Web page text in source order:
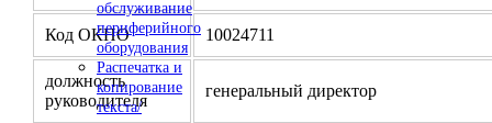
обслуживание
периферийного
оборудования
Распечатка и
копирование
текста/
Код ОКПО 10024711
должность
руководителя
генеральный директор